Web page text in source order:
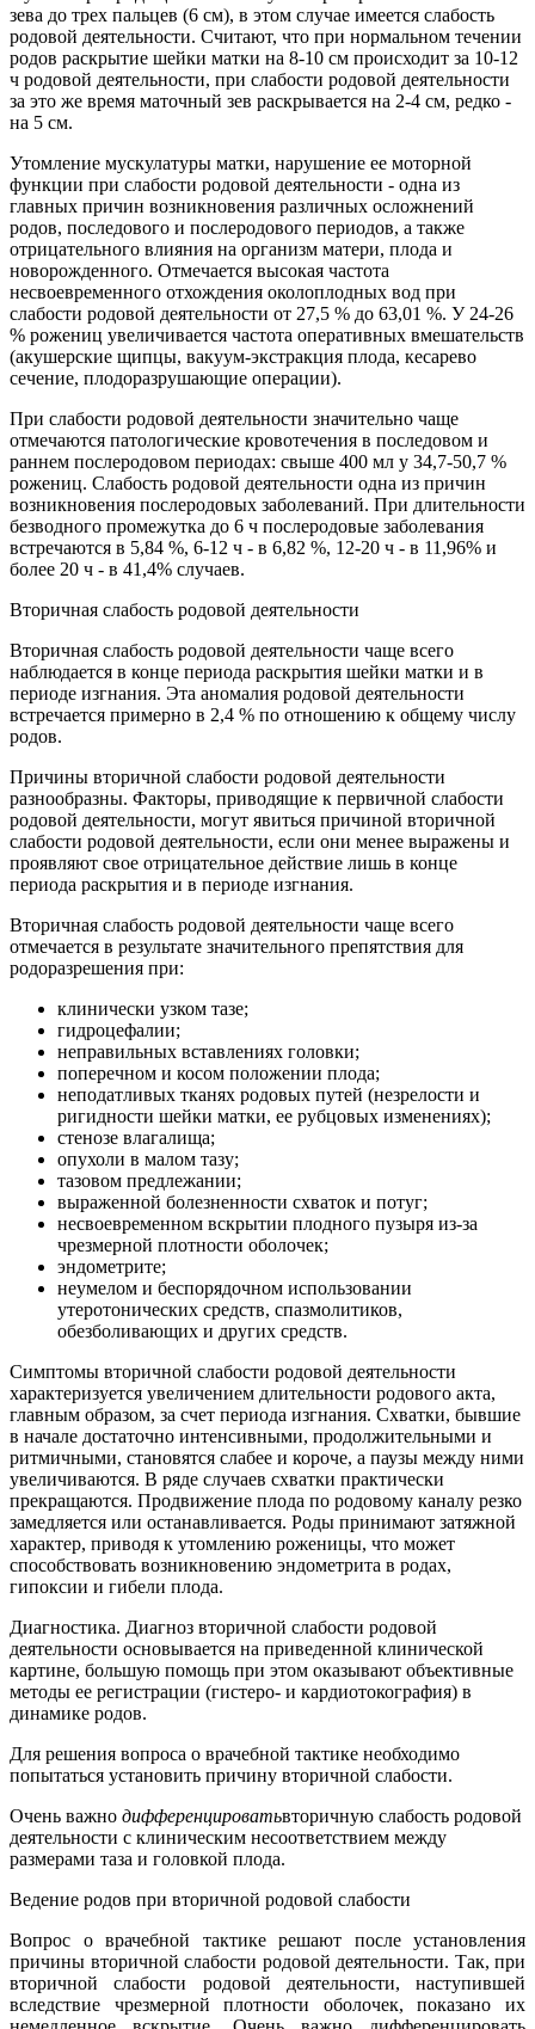
зева до трех пальцев (6 см), в этом случае имеется слабость
родовой деятельности. Считают, что при нормальном течении
родов раскрытие шейки матки на 8-10 см происходит за 10-12
ч родовой деятельности, при слабости родовой деятельности
за это же время маточный зев раскрывается на 2-4 см, редко -
на 5 см.
Утомление мускулатуры матки, нарушение ее моторной
функции при слабости родовой деятельности - одна из
главных причин возникновения различных осложнений
родов, последового и послеродового периодов, а также
отрицательного влияния на организм матери, плода и
новорожденного. Отмечается высокая частота
несвоевременного отхождения околоплодных вод при
слабости родовой деятельности от 27,5 % до 63,01 %. У 24-26
% рожениц увеличивается частота оперативных вмешательств
(акушерские щипцы, вакуум-экстракция плода, кесарево
сечение, плодоразрушающие операции).
При слабости родовой деятельности значительно чаще
отмечаются патологические кровотечения в последовом и
раннем послеродовом периодах: свыше 400 мл у 34,7-50,7 %
рожениц. Слабость родовой деятельности одна из причин
возникновения послеродовых заболеваний. При длительности
безводного промежутка до 6 ч послеродовые заболевания
встречаются в 5,84 %, 6-12 ч - в 6,82 %, 12-20 ч - в 11,96% и
более 20 ч - в 41,4% случаев.
Вторичная слабость родовой деятельности
Вторичная слабость родовой деятельности чаще всего
наблюдается в конце периода раскрытия шейки матки и в
периоде изгнания. Эта аномалия родовой деятельности
встречается примерно в 2,4 % по отношению к общему числу
родов.
Причины вторичной слабости родовой деятельности
разнообразны. Факторы, приводящие к первичной слабости
родовой деятельности, могут явиться причиной вторичной
слабости родовой деятельности, если они менее выражены и
проявляют свое отрицательное действие лишь в конце
периода раскрытия и в периоде изгнания.
Вторичная слабость родовой деятельности чаще всего
отмечается в результате значительного препятствия для
родоразрешения при:
клинически узком тазе;
гидроцефалии;
неправильных вставлениях головки;
поперечном и косом положении плода;
неподатливых тканях родовых путей (незрелости и
ригидности шейки матки, ее рубцовых изменениях);
стенозе влагалища;
опухоли в малом тазу;
тазовом предлежании;
выраженной болезненности схваток и потуг;
несвоевременном вскрытии плодного пузыря из-за
чрезмерной плотности оболочек;
эндометрите;
неумелом и беспорядочном использовании
утеротонических средств, спазмолитиков,
обезболивающих и других средств.
Симптомы вторичной слабости родовой деятельности
характеризуется увеличением длительности родового акта,
главным образом, за счет периода изгнания. Схватки, бывшие
в начале достаточно интенсивными, продолжительными и
ритмичными, становятся слабее и короче, а паузы между ними
увеличиваются. В ряде случаев схватки практически
прекращаются. Продвижение плода по родовому каналу резко
замедляется или останавливается. Роды принимают затяжной
характер, приводя к утомлению роженицы, что может
способствовать возникновению эндометрита в родах,
гипоксии и гибели плода.
Диагностика. Диагноз вторичной слабости родовой
деятельности основывается на приведенной клинической
картине, большую помощь при этом оказывают объективные
методы ее регистрации (гистеро- и кардиотокография) в
динамике родов.
Для решения вопроса о врачебной тактике необходимо
попытаться установить причину вторичной слабости.
Очень важно дифференцироватьвторичную слабость родовой
деятельности с клиническим несоответствием между
размерами таза и головкой плода.
Ведение родов при вторичной родовой слабости
Вопрос о врачебной тактике решают после установления
причины вторичной слабости родовой деятельности. Так, при
вторичной слабости родовой деятельности, наступившей
вследствие чрезмерной плотности оболочек, показано их